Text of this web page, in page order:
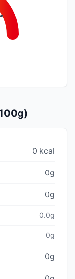
0 kcal
0g
0g
0.0g
0g
0g